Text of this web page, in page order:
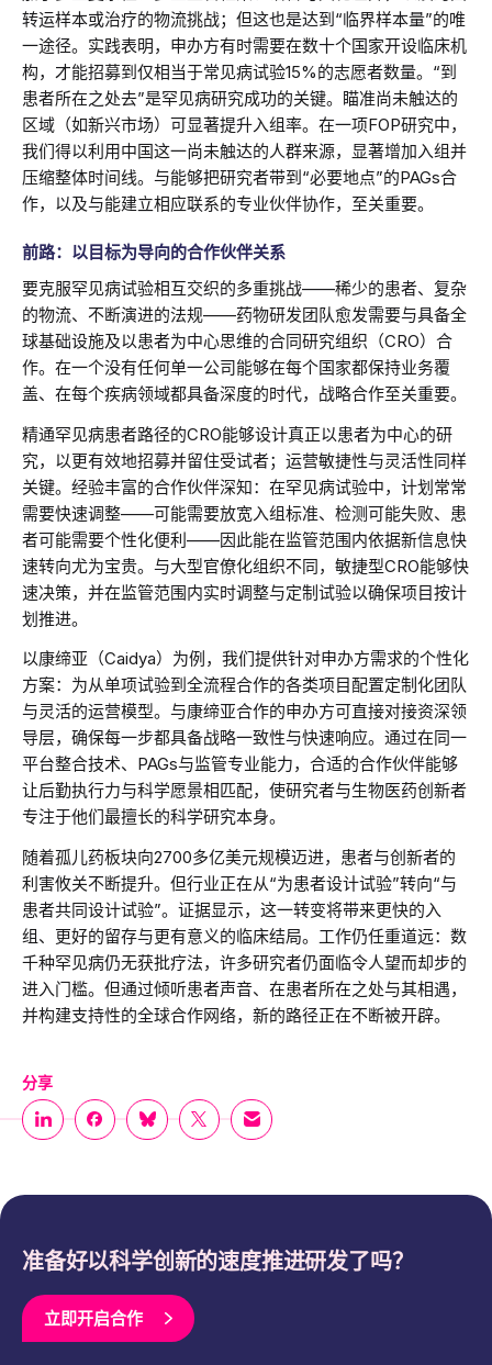
转运样本或治疗的物流挑战；但这也是达到“临界样本量”的唯
一途径。实践表明，申办方有时需要在数十个国家开设临床机
构，才能招募到仅相当于常见病试验15%的志愿者数量。“到
患者所在之处去”是罕见病研究成功的关键。瞄准尚未触达的
区域（如新兴市场）可显著提升入组率。在一项FOP研究中，
我们得以利用中国这一尚未触达的人群来源，显著增加入组并
压缩整体时间线。与能够把研究者带到“必要地点”的PAGs合
作，以及与能建立相应联系的专业伙伴协作，至关重要。
前路：以目标为导向的合作伙伴关系
要克服罕见病试验相互交织的多重挑战——稀少的患者、复杂
的物流、不断演进的法规——药物研发团队愈发需要与具备全
球基础设施及以患者为中心思维的合同研究组织（CRO）合
作。在一个没有任何单一公司能够在每个国家都保持业务覆
盖、在每个疾病领域都具备深度的时代，战略合作至关重要。
精通罕见病患者路径的CRO能够设计真正以患者为中心的研
究，以更有效地招募并留住受试者；运营敏捷性与灵活性同样
关键。经验丰富的合作伙伴深知：在罕见病试验中，计划常常
需要快速调整——可能需要放宽入组标准、检测可能失败、患
者可能需要个性化便利——因此能在监管范围内依据新信息快
速转向尤为宝贵。与大型官僚化组织不同，敏捷型CRO能够快
速决策，并在监管范围内实时调整与定制试验以确保项目按计
划推进。
以康缔亚（Caidya）为例，我们提供针对申办方需求的个性化
方案：为从单项试验到全流程合作的各类项目配置定制化团队
与灵活的运营模型。与康缔亚合作的申办方可直接对接资深领
导层，确保每一步都具备战略一致性与快速响应。通过在同一
平台整合技术、PAGs与监管专业能力，合适的合作伙伴能够
让后勤执行力与科学愿景相匹配，使研究者与生物医药创新者
专注于他们最擅长的科学研究本身。
随着孤儿药板块向2700多亿美元规模迈进，患者与创新者的
利害攸关不断提升。但行业正在从“为患者设计试验”转向“与
患者共同设计试验”。证据显示，这一转变将带来更快的入
组、更好的留存与更有意义的临床结局。工作仍任重道远：数
千种罕见病仍无获批疗法，许多研究者仍面临令人望而却步的
进入门槛。但通过倾听患者声音、在患者所在之处与其相遇，
并构建支持性的全球合作网络，新的路径正在不断被开辟。
分享
准备好以科学创新的速度推进研发了吗？
立即开启合作